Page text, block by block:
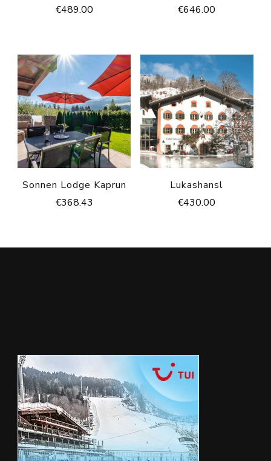
€489.00
€646.00
Sonnen Lodge Kaprun
€368.43
Lukashansl
€430.00